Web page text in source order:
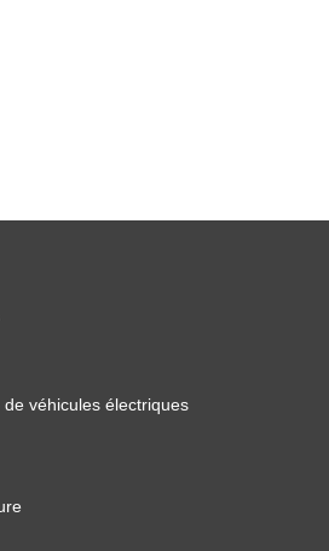
de véhicules électriques